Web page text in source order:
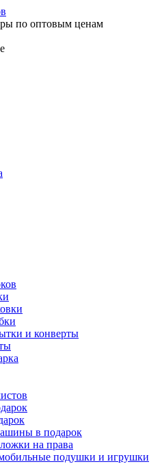
по оптовым ценам
и конверты
в подарок
на права
подушки и игрушки